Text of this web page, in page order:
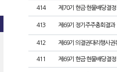
414 제70기 현금·현물배당결정
413 제69기 정기주주총회결과
412 제69기 의결권대리행사권
411 제69기 현금·현물배당결정